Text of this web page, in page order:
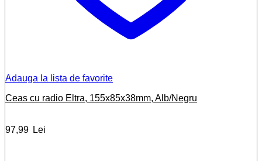
Adauga la lista de favorite
Ceas cu radio Eltra, 155x85x38mm, Alb/Negru
97,99 Lei